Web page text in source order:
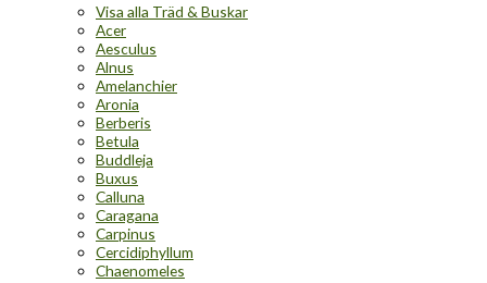
Visa alla Träd & Buskar
Acer
Aesculus
Alnus
Amelanchier
Aronia
Berberis
Betula
Buddleja
Buxus
Calluna
Caragana
Carpinus
Cercidiphyllum
Chaenomeles